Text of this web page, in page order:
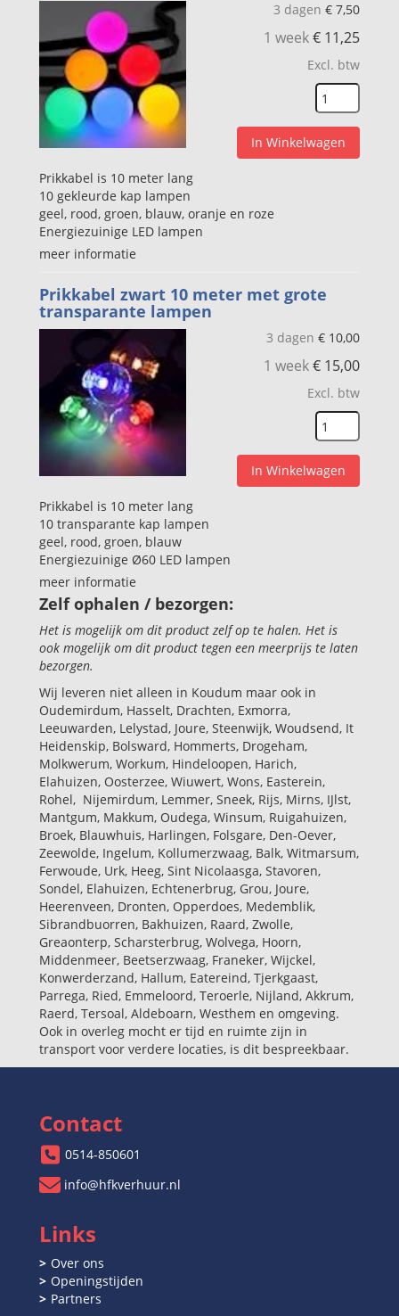
3 dagen € 7,50
1 week€ 11,25
Excl. btw
In Winkelwagen
Prikkabel is 10 meter lang
10 gekleurde kap lampen
geel, rood, groen, blauw, oranje en roze
Energiezuinige LED lampen
meer informatie
Prikkabel zwart 10 meter met grote
transparante lampen
3 dagen € 10,00
1 week€ 15,00
Excl. btw
In Winkelwagen
Prikkabel is 10 meter lang
10 transparante kap lampen
geel, rood, groen, blauw
Energiezuinige Ø60 LED lampen
meer informatie
Zelf ophalen / bezorgen:
Het is mogelijk om dit product zelf op te halen. Het is
ook mogelijk om dit product tegen een meerprijs te laten
bezorgen.
Wij leveren niet alleen in Koudum maar ook in
Oudemirdum, Hasselt, Drachten, Exmorra,
Leeuwarden, Lelystad, Joure, Steenwijk, Woudsend, It
Heidenskip, Bolsward, Hommerts, Drogeham,
Molkwerum, Workum, Hindeloopen, Harich,
Elahuizen, Oosterzee, Wiuwert, Wons, Easterein,
Rohel, Nijemirdum, Lemmer, Sneek, Rijs, Mirns, IJlst,
Mantgum, Makkum, Oudega, Winsum, Ruigahuizen,
Broek, Blauwhuis, Harlingen, Folsgare, Den-Oever,
Zeewolde, Ingelum, Kollumerzwaag, Balk, Witmarsum,
Ferwoude, Urk, Heeg, Sint Nicolaasga, Stavoren,
Sondel, Elahuizen, Echtenerbrug, Grou, Joure,
Heerenveen, Dronten, Opperdoes, Medemblik,
Sibrandbuorren, Bakhuizen, Raard, Zwolle,
Greaonterp, Scharsterbrug, Wolvega, Hoorn,
Middenmeer, Beetserzwaag, Franeker, Wijckel,
Konwerderzand, Hallum, Eatereind, Tjerkgaast,
Parrega, Ried, Emmeloord, Teroerle, Nijland, Akkrum,
Raerd, Tersoal, Aldeboarn, Westhem en omgeving.
Ook in overleg mocht er tijd en ruimte zijn in
transport voor verdere locaties, is dit bespreekbaar.
Contact
0514-850601
info@hfkverhuur.nl
Links
Over ons
Openingstijden
Partners